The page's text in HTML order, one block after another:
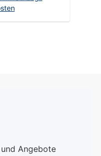
Angebote